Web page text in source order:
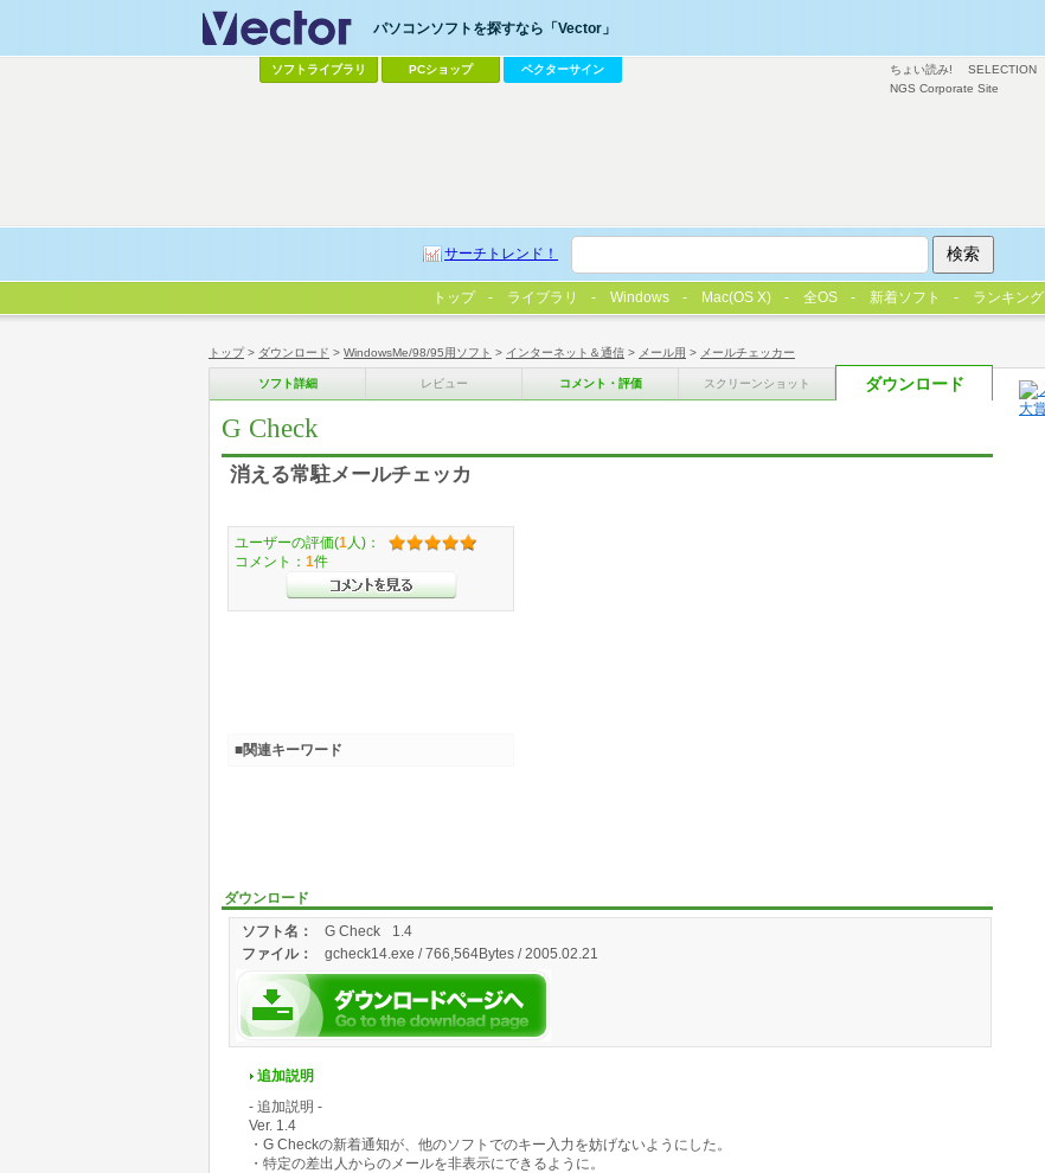
トップ> ダウンロード > WindowsMe/98/95用ソフト > インターネット＆通信 > メール用 > メールチェッカー
ソフト詳細 レビュー コメント・評価 スクリーンショット ダウンロード
G Check
消える常駐メールチェッカ
ダウンロード
ソフト名：
G Check 1.4
ファイル： gcheck14.exe / 766,564Bytes / 2005.02.21
追加説明
- 追加説明 -
Ver. 1.4
・G Checkの新着通知が、他のソフトでのキー入力を妨げないようにした。
・特定の差出人からのメールを非表示にできるように。
ユーザーの評価(1 人)：
コメント： 1件
■関連キーワード
ちょい読み! SELECTION
NGS Corporate Site
パソコンソフトを探すなら「Vector」
ソフトライブラリ PCショップ ベクターサイン
サーチトレンド！
トップ ライブラリ Windows Mac(OS X) 全OS 新着ソフト ランキング